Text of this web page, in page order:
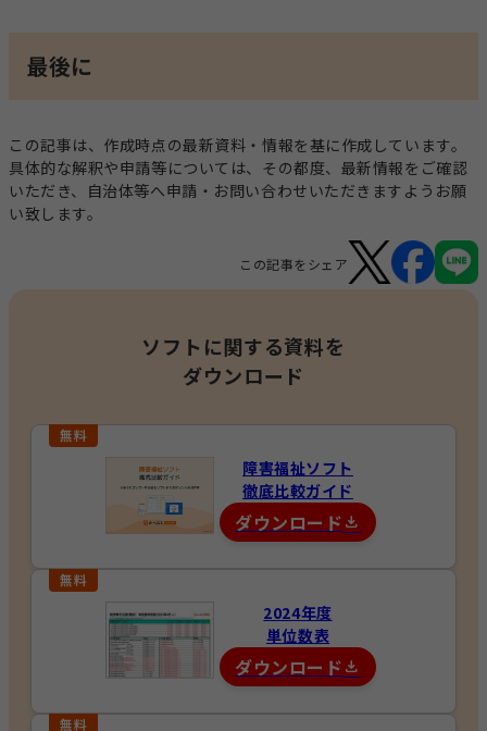
最後に
この記事は、作成時点の最新資料・情報を基に作成しています。
具体的な解釈や申請等については、その都度、最新情報をご確認
いただき、自治体等へ申請・お問い合わせいただきますようお願
い致します。
この記事をシェア
ソフトに関する資料を
ダウンロード
障害福祉ソフト
徹底比較ガイド
ダウンロード
2024年度
単位数表
ダウンロード